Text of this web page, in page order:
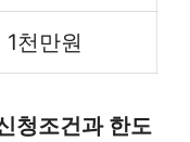
천만원
청조건과 한도